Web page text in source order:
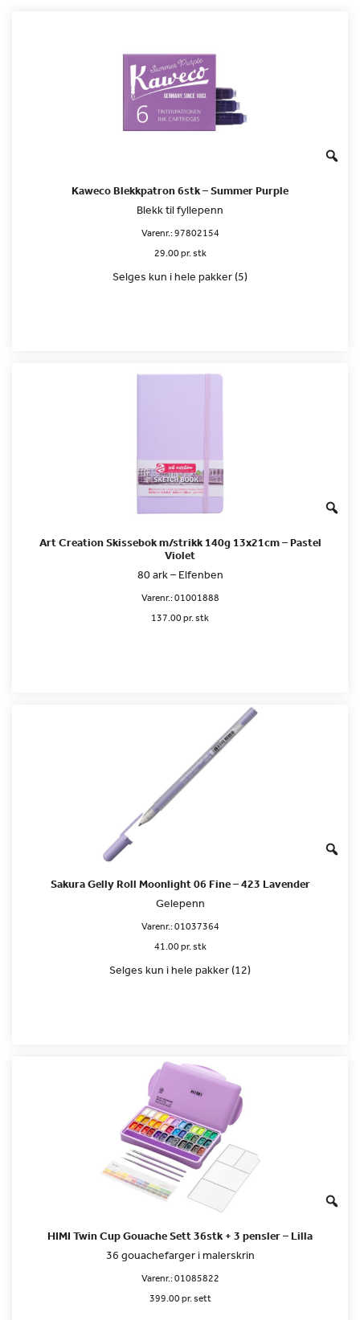
Kaweco Blekkpatron 6stk – Summer Purple
Blekk til fyllepenn
Varenr.:97802154
29.00 pr. stk
Selges kun i hele pakker (5)
Art Creation Skissebok m/strikk 140g 13x21cm – Pastel
Violet
80 ark – Elfenben
Varenr.:01001888
137.00 pr. stk
Sakura Gelly Roll Moonlight 06 Fine – 423 Lavender
Gelepenn
Varenr.:01037364
41.00 pr. stk
Selges kun i hele pakker (12)
HIMI Twin Cup Gouache Sett 36stk + 3 pensler – Lilla
36 gouachefarger i malerskrin
Varenr.:01085822
399.00 pr. sett